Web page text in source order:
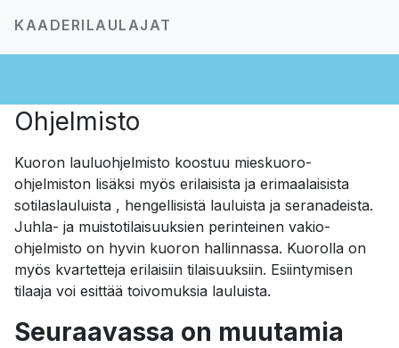
KAADERILAULAJAT
Ohjelmisto
Kuoron lauluohjelmisto koostuu mieskuoro-
ohjelmiston lisäksi myös erilaisista ja erimaalaisista
sotilaslauluista , hengellisistä lauluista ja seranadeista.
Juhla- ja muistotilaisuuksien perinteinen vakio-
ohjelmisto on hyvin kuoron hallinnassa. Kuorolla on
myös kvartetteja erilaisiin tilaisuuksiin. Esiintymisen
tilaaja voi esittää toivomuksia lauluista.
Seuraavassa on muutamia